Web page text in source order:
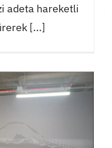
adeta hareketli
[...]